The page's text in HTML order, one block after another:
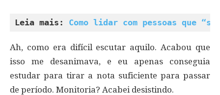
Leia mais: Como lidar com pessoas que “se
Ah, como era difícil escutar aquilo. Acabou que
isso me desanimava, e eu apenas conseguia
estudar para tirar a nota suficiente para passar
de período. Monitoria? Acabei desistindo.